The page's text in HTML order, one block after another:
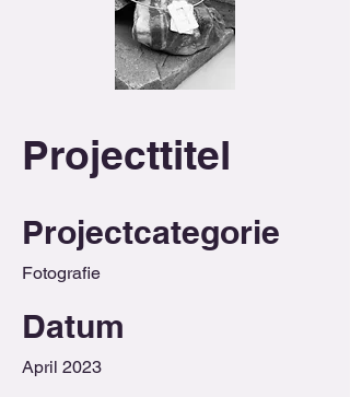
Projecttitel
Projectcategorie
Fotografie
Datum
April 2023